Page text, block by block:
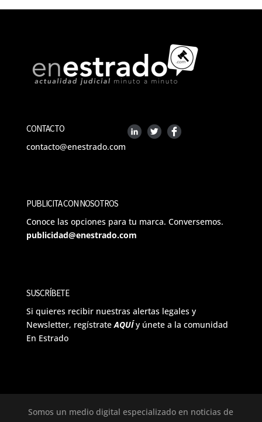
CONTACTO
contacto@enestrado.com
PUBLICITA CON NOSOTROS
Conoce las opciones para tu marca. Conversemos.
publicidad@enestrado.com
SUSCRÍBETE
Si quieres recibir nuestras alertas legales y
Newsletter, regístrateAQUÍ y únete a la comunidad
En Estrado
Somos un medio digital especializado en noticias de